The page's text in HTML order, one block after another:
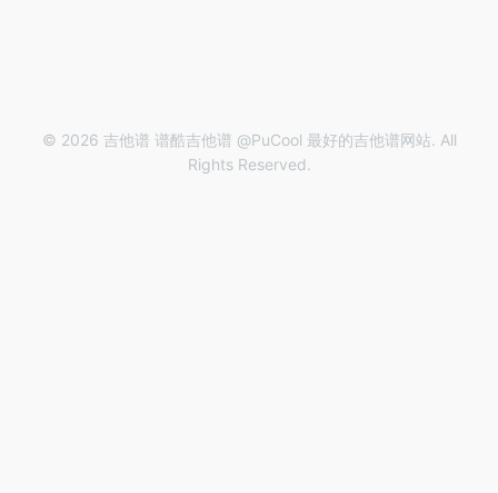
© 2026 吉他谱 谱酷吉他谱 @PuCool 最好的吉他谱网站. All
Rights Reserved.